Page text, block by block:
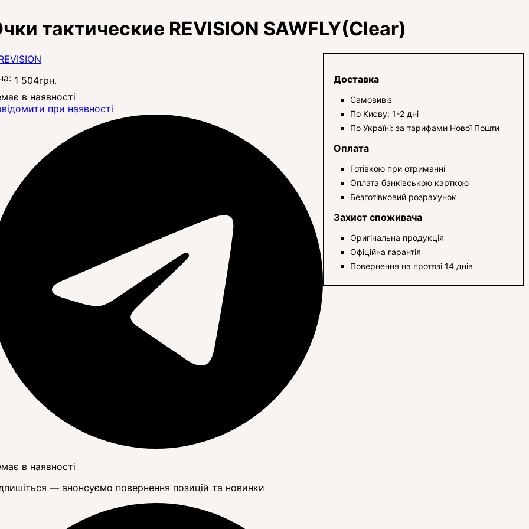
тактические REVISION SAWFLY(Clear)
1 504грн.
в наявності
при наявності
в наявності
— анонсуємо повернення позицій та новинки
Доставка
Самовивіз
По Києву: 1-2 дні
По Україні: за тарифами Нової Пошти
Оплата
Готівкою при отриманні
Оплата банківською карткою
Безготівковий розрахунок
Захист споживача
Оригінальна продукція
Офіційна гарантія
Повернення на протязі 14 днів